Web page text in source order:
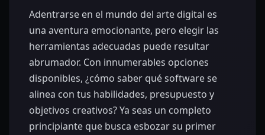
Adentrarse en el mundo del arte digital es
una aventura emocionante, pero elegir las
herramientas adecuadas puede resultar
abrumador. Con innumerables opciones
disponibles, ¿cómo saber qué software se
alinea con tus habilidades, presupuesto y
objetivos creativos? Ya seas un completo
principiante que busca esbozar su primer